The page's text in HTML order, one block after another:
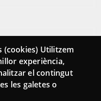
(cookies) Utilitzem
experiència,
el contingut
les galetes o